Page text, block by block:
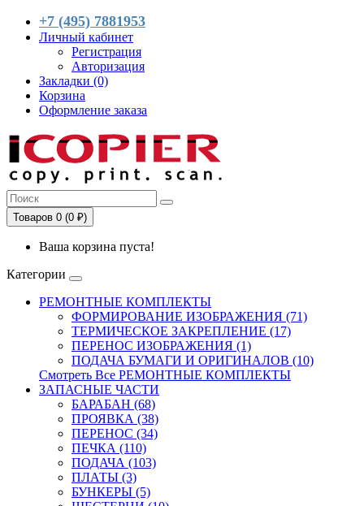
+7 (495) 7881953
Личный кабинет
Регистрация
Авторизация
Закладки (0)
Корзина
Оформление заказа
Товаров 0 (0 ₽)
Ваша корзина пуста!
Категории
РЕМОНТНЫЕ КОМПЛЕКТЫ
ФОРМИРОВАНИЕ ИЗОБРАЖЕНИЯ (71)
ТЕРМИЧЕСКОЕ ЗАКРЕПЛЕНИЕ (17)
ПЕРЕНОС ИЗОБРАЖЕНИЯ (1)
ПОДАЧА БУМАГИ И ОРИГИНАЛОВ (10)
Смотреть Все РЕМОНТНЫЕ КОМПЛЕКТЫ
ЗАПАСНЫЕ ЧАСТИ
БАРАБАН (68)
ПРОЯВКА (38)
ПЕРЕНОС (34)
ПЕЧКА (110)
ПОДАЧА (103)
ПЛАТЫ (3)
БУНКЕРЫ (5)